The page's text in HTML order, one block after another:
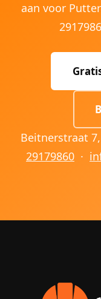
aan voor
Beitnerstraat
29179860 ·